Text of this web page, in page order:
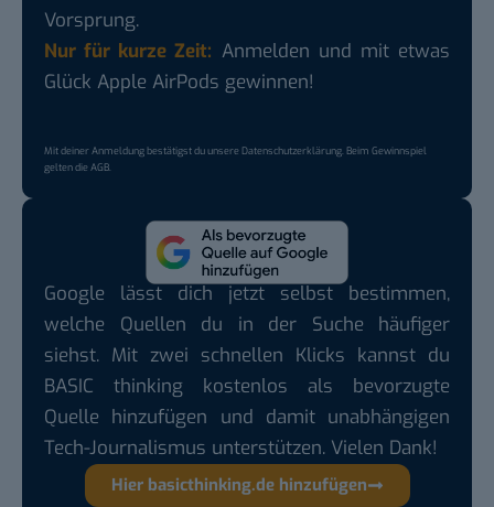
Vorsprung.
Nur für kurze Zeit: Anmelden und mit etwas
Glück Apple AirPods gewinnen!
Mit deiner Anmeldung bestätigst du unsereDatenschutzerklärung. Beim Gewinnspiel
gelten dieAGB.
Google lässt dich jetzt selbst bestimmen,
welche Quellen du in der Suche häufiger
siehst. Mit zwei schnellen Klicks kannst du
BASIC thinking kostenlos als bevorzugte
Quelle hinzufügen und damit unabhängigen
Tech-Journalismus unterstützen. Vielen Dank!
Hier basicthinking.de hinzufügen